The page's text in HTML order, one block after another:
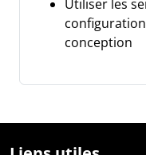
Utiliser les
conception